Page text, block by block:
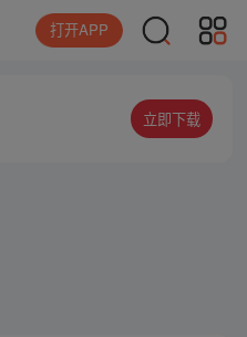
打开APP
立即下载